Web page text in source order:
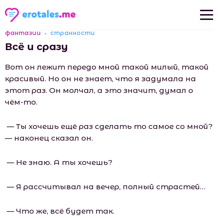
Новые рассказы
Популярные рассказы
фантазии странности
Всё и сразу
Вот он лежит передо мной такой милый, такой
красивый. Но он не знает, что я задумала на
этот раз. Он молчал, а это значит, думал о
чём-то.
— Ты хочешь ещё раз сделать то самое со мной?
— наконец сказал он.
— Не знаю. А ты хочешь?
— Я рассчитывал на вечер, полный страстей…
— Что же, всё будет так.